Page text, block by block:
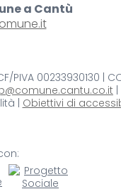
a Cantù
PIVA 00233930130 |
| Obiettivi di